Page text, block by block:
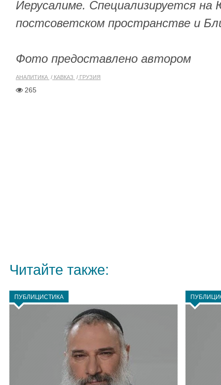
Иерусалиме. Специализируется на
постсоветском пространстве и
Фото предоставлено автором
АНАЛИТИКА КАВКАЗ ГРУЗИЯ
265
Читайте также:
ПУБЛИЦИСТИКА